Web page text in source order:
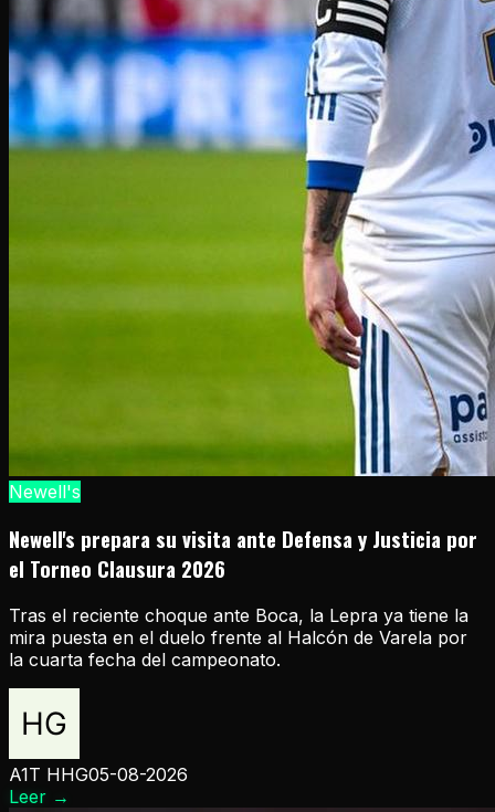
Newell's
Newell's prepara su visita ante Defensa y Justicia por
el Torneo Clausura 2026
Tras el reciente choque ante Boca, la Lepra ya tiene la
mira puesta en el duelo frente al Halcón de Varela por
la cuarta fecha del campeonato.
A1T HHG05-08-2026
Leer →